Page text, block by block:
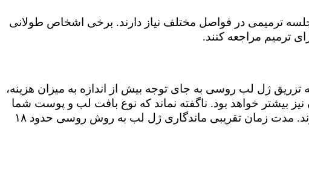
جلسه ترمیمی در فواصل مختلف نیاز دارند. برخی اشخاص طولانی
ترمیم مراجعه کنند.
تزریق ژل لب روسی به جای توجه بیش از اندازه به میزان هزینه،
بیشتر خواهد بود. ناگفته نماند که نوع بافت لب و پوست شما
چه عملکردی در مقابل تزریق ژل لب دارد. برخی از لب‌ها ژل را حتی بیشتر از مدت زمانی که باید، نگه می‌دارند. مدت زمان تقریبی ماندگاری ژل لب به روش روسی حدود ۱۸